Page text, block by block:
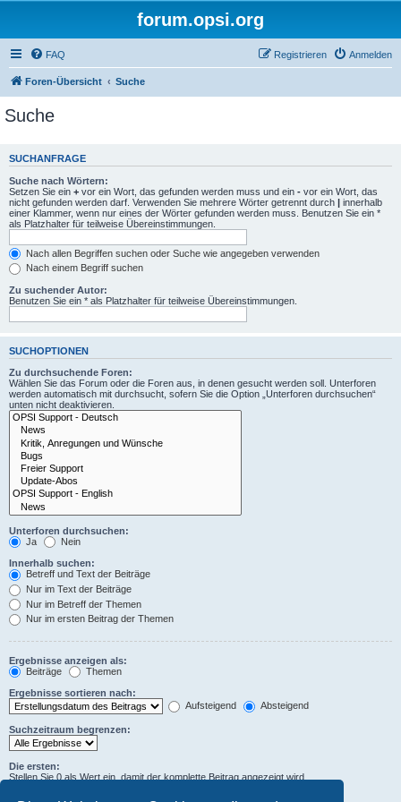
forum.opsi.org
FAQ Anmelden
Registrieren
Foren-Übersicht Suche
Suche
SUCHANFRAGE
Suche nach Wörtern:
Setzen Sie ein + vor ein Wort, das gefunden werden muss und ein - vor ein Wort, das
nicht gefunden werden darf. Verwenden Sie mehrere Wörter getrennt durch | innerhalb
einer Klammer, wenn nur eines der Wörter gefunden werden muss. Benutzen Sie ein *
als Platzhalter für teilweise Übereinstimmungen.
Nach allen Begriffen suchen oder Suche wie angegeben verwenden
Nach einem Begriff suchen
Zu suchender Autor:
Benutzen Sie ein * als Platzhalter für teilweise Übereinstimmungen.
SUCHOPTIONEN
Zu durchsuchende Foren:
Wählen Sie das Forum oder die Foren aus, in denen gesucht werden soll. Unterforen
werden automatisch mit durchsucht, sofern Sie die Option „Unterforen durchsuchen“
unten nicht deaktivieren.
Unterforen durchsuchen:
Ja
Nein
Innerhalb suchen:
Betreff und Text der Beiträge
Nur im Text der Beiträge
Nur im Betreff der Themen
Nur im ersten Beitrag der Themen
Ergebnisse anzeigen als:
Beiträge
Themen
Ergebnisse sortieren nach:
Aufsteigend
Absteigend
Suchzeitraum begrenzen:
Die ersten:
Stellen Sie 0 als Wert ein, damit der komplette Beitrag angezeigt wird.